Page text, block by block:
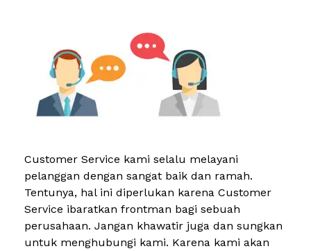
Customer Service kami selalu melayani
pelanggan dengan sangat baik dan ramah.
Tentunya, hal ini diperlukan karena Customer
Service ibaratkan frontman bagi sebuah
perusahaan. Jangan khawatir juga dan sungkan
untuk menghubungi kami. Karena kami akan